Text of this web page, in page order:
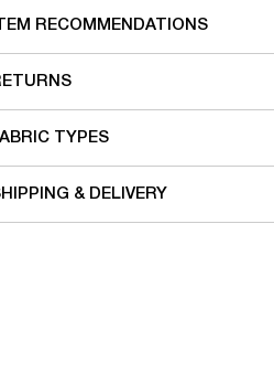
RECOMMENDATIONS
TYPES
& DELIVERY